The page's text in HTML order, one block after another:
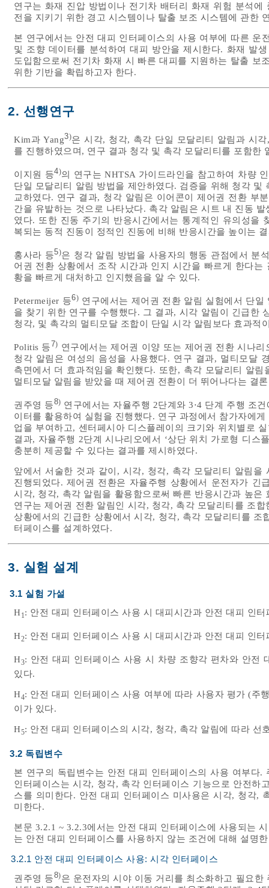
연구는 화재 진압 방법이나 전기차 배터리 화재 위험 분석
전을 지키기 위한 경고 시스템이나 탈출 보조 시스템에 관한
본 연구에서는 안전 대피 인터페이스의 사용 여부에 따른 운
및 조향 데이터를 분석하여 대피 방안을 제시한다. 화재 발
도입함으로써 전기차 화재 시 빠른 대피를 지원하는 탈출
위한 기반을 확립하고자 한다.
2. 선행연구
Kim과 Yang3)은 시각, 청각, 촉각 단일 모달리티 알림과 시
를 진행하였으며, 연구 결과 청각 및 촉각 모달리티를 포함한
이지원 등4)의 연구는 NHTSA 가이드라인을 참고하여 차량
단일 모달리티 알림 방법을 제안하였다. 검증을 위해 청각
교하였다. 연구 결과, 청각 알림은 이어콘이 제어권 전환 부
간을 유발하는 것으로 나타났다. 촉각 알림은 시트 내 진동
였다. 또한 진동 주기의 반응시간에서는 통계적인 유의성을
복되는 동적 진동이 정적인 진동에 비해 반응시간을 높이는
홍사라 등5)은 청각 알림 방법을 사용자의 행동 관점에서 분
어권 전환 상황에서 조작 시간과 인지 시간을 빠르게 한다
황을 빠르게 대처하고 인지했음을 알 수 있다.
Petermeijer 등6) 연구에서는 제어권 전환 알림 실험에서 단
을 찾기 위한 연구를 수행했다. 그 결과, 시각 알림이 긴급한
청각, 및 촉각의 멀티모달 조합이 단일 시각 알림보다 효과적
Politis 등7) 연구에서는 제어권 이양 또는 제어권 전환 시나
청각 알림은 여성의 음성을 사용했다. 연구 결과, 멀티모달
측면에서 더 효과적임을 확인했다. 또한, 촉각 모달리티 알
멀티모달 알림을 받았을 때 제어권 전환이 더 뛰어나다는 결
권주영 등8) 연구에서는 자율주행 2단계와 3⋅4 단계 주행 조
이터를 활용하여 실험을 진행했다. 연구 과정에서 참가자에게
업을 부여하고, 센터페시아 디스플레이의 크기와 위치별로
결과, 자율주행 2단계 시나리오에서 ‘상단 위치 가로형 디스
충분히 제공할 수 있다는 결과를 제시하였다.
앞에서 서술한 것과 같이, 시각, 청각, 촉각 모달리티 알림
진행되었다. 제어권 전환은 자율주행 상황에서 운전자가 긴
시각, 청각, 촉각 알림을 활용함으로써 빠른 반응시간과 높
연구는 제어권 전환 알림인 시각, 청각, 촉각 모달리티를 조
상황에서의 긴급한 상황에서 시각, 청각, 촉각 모달리티를
터페이스를 설계하였다.
3. 실험 설계
3.1 실험 가설
H1: 안전 대피 인터페이스 사용 시 대피시간과 안전 대피 인
H2: 안전 대피 인터페이스 사용 시 대피시간과 안전 대피 인
H3: 안전 대피 인터페이스 사용 시 차량 조향각 편차와 안전
있다.
H4: 안전 대피 인터페이스 사용 여부에 따라 사용자 평가 (주
이가 있다.
H5: 안전 대피 인터페이스의 시각, 청각, 촉각 알림에 따라 선
3.2 독립변수
본 연구의 독립변수는 안전 대피 인터페이스의 사용 여부다
인터페이스는 시각, 청각, 촉각 인터페이스 기능으로 안전하
스를 의미한다. 안전 대피 인터페이스 미사용은 시각, 청각,
미한다.
본문 3.2.1 ~ 3.2.3에서는 안전 대피 인터페이스에 사용되는
는 안전 대피 인터페이스를 사용하지 않는 조건에 대해 설명
3.2.1 안전 대피 인터페이스 사용: 시각 인터페이스
권주영 등8)은 운전자의 시야 이동 거리를 최소화하고 필요